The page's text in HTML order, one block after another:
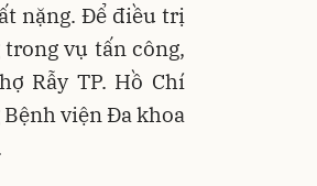
nặng. Để điều trị
vụ tấn công,
Rẫy TP. Hồ Chí
viện Đa khoa